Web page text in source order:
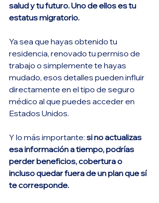
salud y tu futuro. Uno de ellos es tu
estatus migratorio.
Ya sea que hayas obtenido tu
residencia, renovado tu permiso de
trabajo o simplemente te hayas
mudado, esos detalles pueden influir
directamente en el tipo de seguro
médico al que puedes acceder en
Estados Unidos.
Y lo más importante: si no actualizas
esa información a tiempo, podrías
perder beneficios, cobertura o
incluso quedar fuera de un plan que sí
te corresponde.